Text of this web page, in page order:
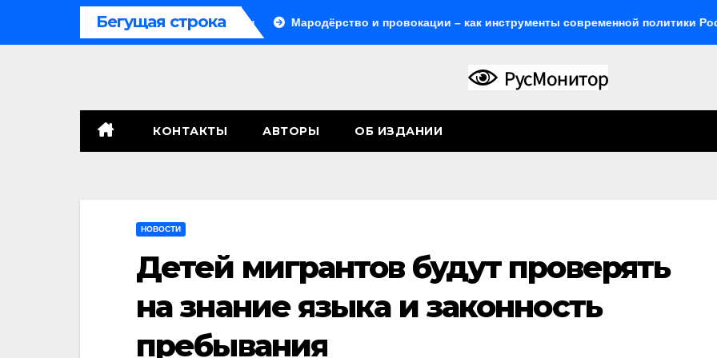
Бегущая строка
сенат принимает по Грэму закон Мародёрство и провокации – как инструменты современной политики России
КОНТАКТЫ АВТОРЫ ОБ ИЗДАНИИ
НОВОСТИ
Детей мигрантов будут проверять
на знание языка и законность
пребывания